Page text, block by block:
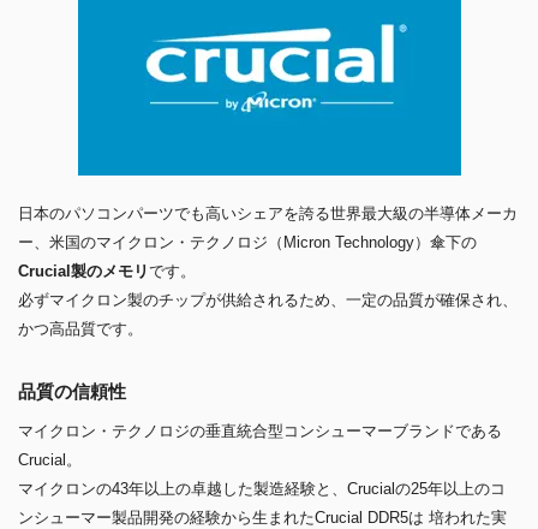
日本のパソコンパーツでも高いシェアを誇る世界最大級の半導体メーカ
ー、米国のマイクロン・テクノロジ（Micron Technology）傘下の
Crucial製のメモリです。
必ずマイクロン製のチップが供給されるため、一定の品質が確保され、
かつ高品質です。
品質の信頼性
マイクロン・テクノロジの垂直統合型コンシューマーブランドである
Crucial。
マイクロンの43年以上の卓越した製造経験と、Crucialの25年以上のコ
ンシューマー製品開発の経験から生まれたCrucial DDR5は 培われた実